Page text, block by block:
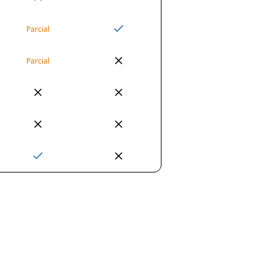
Parcial
Parcial